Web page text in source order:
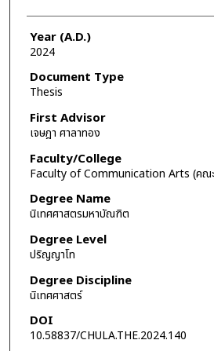
Year (A.D.)
2024
Document Type
Thesis
First Advisor
เจษฎา ศาลาทอง
Faculty/College
Faculty of Communication Arts (คณ
Degree Name
นิเทศศาสตรมหาบัณฑิต
Degree Level
ปริญญาโท
Degree Discipline
นิเทศศาสตร์
DOI
10.58837/CHULA.THE.2024.140